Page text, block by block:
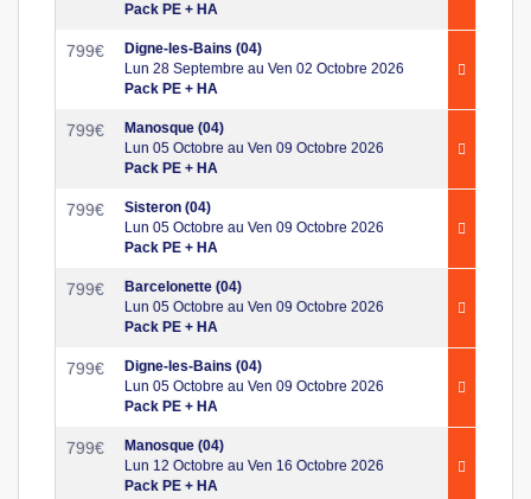
Pack PE + HA
799€
Digne-les-Bains (04)
Lun 28 Septembre au Ven 02 Octobre 2026
Pack PE + HA
799€
Manosque (04)
Lun 05 Octobre au Ven 09 Octobre 2026
Pack PE + HA
799€
Sisteron (04)
Lun 05 Octobre au Ven 09 Octobre 2026
Pack PE + HA
799€
Barcelonette (04)
Lun 05 Octobre au Ven 09 Octobre 2026
Pack PE + HA
799€
Digne-les-Bains (04)
Lun 05 Octobre au Ven 09 Octobre 2026
Pack PE + HA
799€
Manosque (04)
Lun 12 Octobre au Ven 16 Octobre 2026
Pack PE + HA